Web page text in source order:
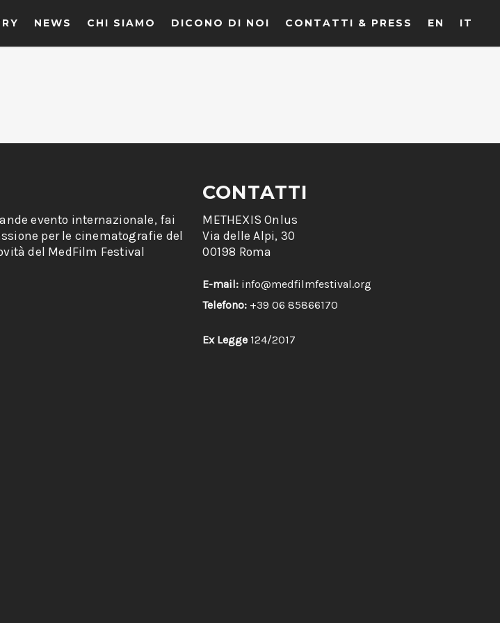
NEWS CHI SIAMO DICONO DI NOI CONTATTI & PRESS EN IT
evento internazionale, fai
per le cinematografie del
del MedFilm Festival
CONTATTI
METHEXIS Onlus
Via delle Alpi, 30
00198 Roma
E-mail: info@medfilmfestival.org
Telefono: +39 06 85866170
Ex Legge 124/2017